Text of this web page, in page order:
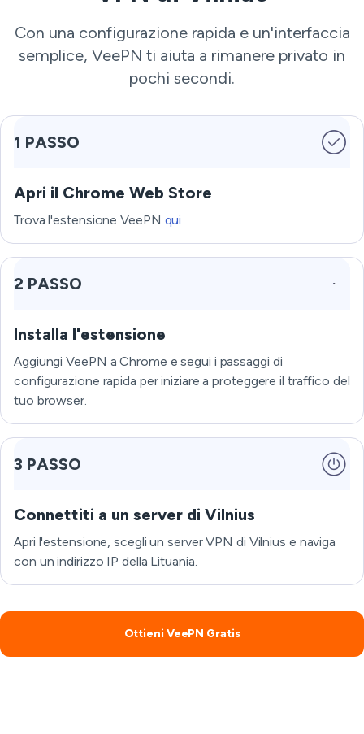
Con una configurazione rapida e un'interfaccia
semplice, VeePN ti aiuta a rimanere privato in
pochi secondi.
1 PASSO
Apri il Chrome Web Store
Trova l'estensione VeePN qui
2 PASSO
Installa l'estensione
Aggiungi VeePN a Chrome e segui i passaggi di
configurazione rapida per iniziare a proteggere il traffico del
tuo browser.
3 PASSO
Connettiti a un server di Vilnius
Apri l'estensione, scegli un server VPN di Vilnius e naviga
con un indirizzo IP della Lituania.
Ottieni VeePN Gratis